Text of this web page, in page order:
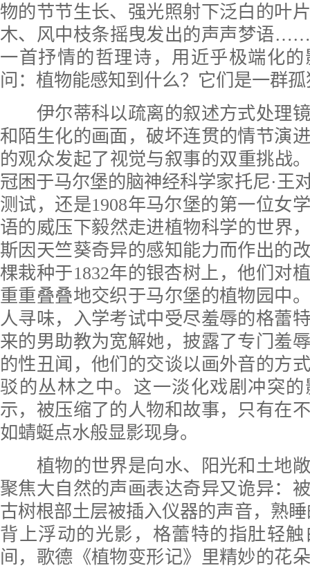
物的节节生长、强光照射下泛白的叶
木、风中枝条摇曳发出的声声梦语
一首抒情的哲理诗，用近乎极端化
问：植物能感知到什么？它们是一群
伊尔蒂科以疏离的叙述方式处理镜
和陌生化的画面，破坏连贯的情节演
的观众发起了视觉与叙事的双重挑战
冠困于马尔堡的脑神经科学家托尼·王
测试，还是1908年马尔堡的第一位女
语的威压下毅然走进植物科学的世界
斯因天竺葵奇异的感知能力而作出的
棵栽种于1832年的银杏树上，他们对
重重叠叠地交织于马尔堡的植物园中
人寻味，入学考试中受尽羞辱的格蕾
来的男助教为宽解她，披露了专门羞
的性丑闻，他们的交谈以画外音的方
驳的丛林之中。这一淡化戏剧冲突
示，被压缩了的人物和故事，只有在
如蜻蜓点水般显影现身。
植物的世界是向水、阳光和土地敞
聚焦大自然的声画表达奇异又诡异：
古树根部土层被插入仪器的声音，熟
背上浮动的光影，格蕾特的指肚轻
间，歌德《植物变形记》里精妙的花